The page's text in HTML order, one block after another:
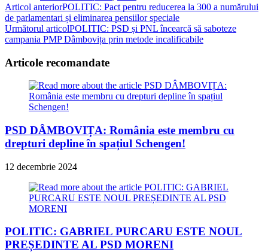
Read
more
articles
Articol anteriorPOLITIC: Pact pentru reducerea la 300 a numărului
de parlamentari și eliminarea pensiilor speciale
Următorul articolPOLITIC: PSD și PNL încearcă să saboteze
campania PMP Dâmbovița prin metode incalificabile
Articole recomandate
PSD DÂMBOVIȚA: România este membru cu
drepturi depline în spațiul Schengen!
12 decembrie 2024
POLITIC: GABRIEL PURCARU ESTE NOUL
PREȘEDINTE AL PSD MORENI